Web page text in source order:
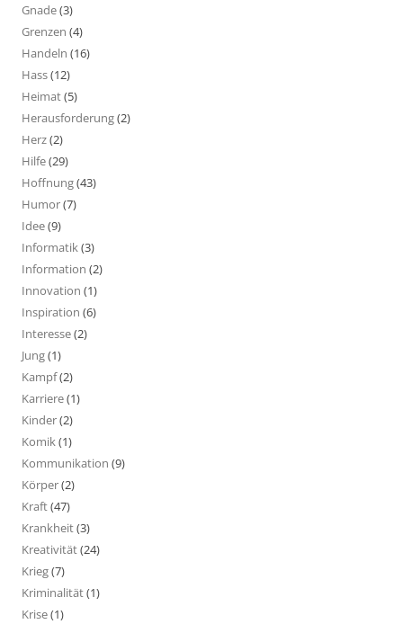
Gnade(3)
Grenzen (4)
Handeln (16)
Hass(12)
Heimat(5)
Herausforderung(2)
Herz(2)
Hilfe(29)
Hoffnung(43)
Humor(7)
Idee(9)
Informatik(3)
Information (2)
Innovation (1)
Inspiration (6)
Interesse(2)
Jung(1)
Kampf(2)
Karriere(1)
Kinder(2)
Komik(1)
Kommunikation (9)
Körper(2)
Kraft(47)
Krankheit(3)
Kreativität(24)
Krieg(7)
Kriminalität(1)
Krise(1)